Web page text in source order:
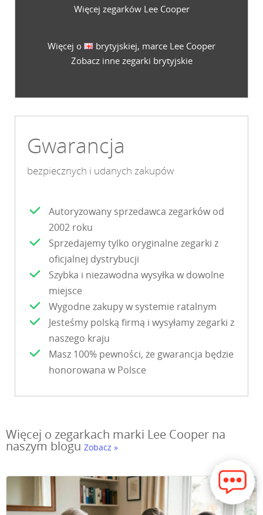
Więcej zegarków Lee Cooper
Więcej o
brytyjskiej, marce Lee Cooper
Zobacz inne zegarki brytyjskie
Gwarancja
bezpiecznych i udanych zakupów
Autoryzowany sprzedawca zegarków od
2002 roku
Sprzedajemy tylko oryginalne zegarki z
oficjalnej dystrybucji
Szybka i niezawodna wysyłka w dowolne
miejsce
Wygodne zakupy w systemie ratalnym
Jesteśmy polską firmą i wysyłamy zegarki z
naszego kraju
Masz 100% pewności, że gwarancja będzie
honorowana w Polsce
Więcej o zegarkach marki Lee Cooper na
naszym blogu Zobacz »